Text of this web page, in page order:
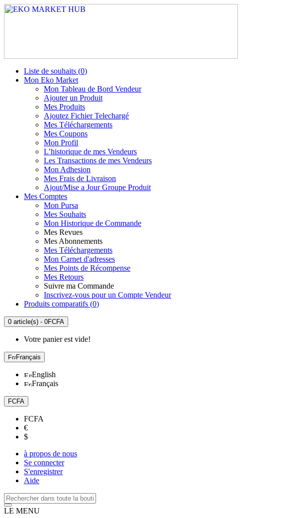
Liste de souhaits (0)
Mon Eko Market
Mon Tableau de Bord Vendeur
Ajouter un Produit
Mes Produits
Ajoutez Fichier Telechargé
Mes Téléchargements
Mes Coupons
Mon Profil
L’historique de mes Vendeurs
Les Transactions de mes Vendeurs
Mon Adhesion
Mes Frais de Livraison
Ajout/Mise a Jour Groupe Produit
Mes Comptes
Mon Pursa
Mes Souhaits
Mon Historique de Commande
Mes Revues
Mes Abonnements
Mes Téléchargements
Mon Carnet d'adresses
Mes Points de Récompense
Mes Retours
Suivre ma Commande
Inscrivez-vous pour un Compte Vendeur
Produits comparatifs (0)
0 article(s) - 0FCFA
Votre panier est vide!
Français
English
Français
FCFA
FCFA
€
$
à propos de nous
Se connecter
S'enregistrer
Aide
LE MENU